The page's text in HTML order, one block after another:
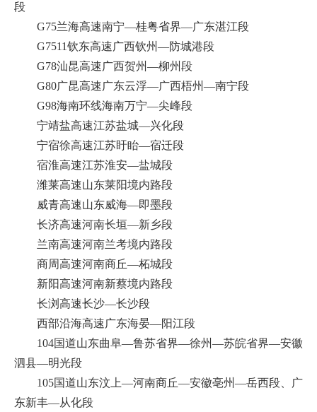
段
G75兰海高速南宁—桂粤省界—广东湛江段
G7511钦东高速广西钦州—防城港段
G78汕昆高速广西贺州—柳州段
G80广昆高速广东云浮—广西梧州—南宁段
G98海南环线海南万宁—尖峰段
宁靖盐高速江苏盐城—兴化段
宁宿徐高速江苏盱眙—宿迁段
宿淮高速江苏淮安—盐城段
潍莱高速山东莱阳境内路段
威青高速山东威海—即墨段
长济高速河南长垣—新乡段
兰南高速河南兰考境内路段
商周高速河南商丘—柘城段
新阳高速河南新蔡境内路段
长浏高速长沙—长沙段
西部沿海高速广东海晏—阳江段
104国道山东曲阜—鲁苏省界—徐州—苏皖省界—安徽
泗县—明光段
105国道山东汶上—河南商丘—安徽亳州—岳西段、广
东新丰—从化段